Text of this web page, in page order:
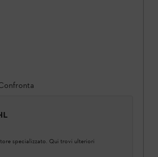
specializzato. Qui trovi ulteriori